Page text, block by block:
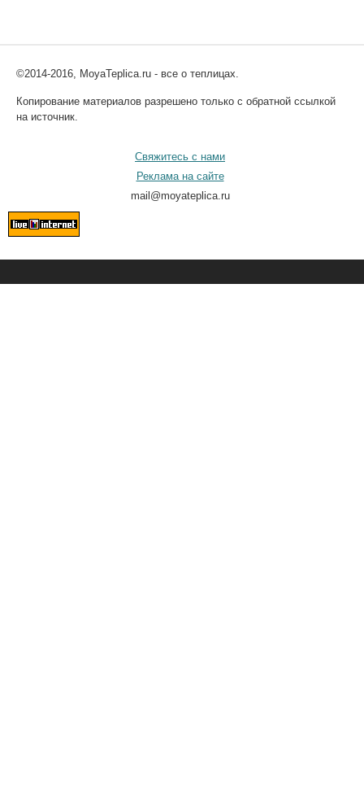
©2014-2016, MoyaTeplica.ru - все о теплицах.
Копирование материалов разрешено только с обратной ссылкой
на источник.
Свяжитесь с нами
Реклама на сайте
mail@moyateplica.ru